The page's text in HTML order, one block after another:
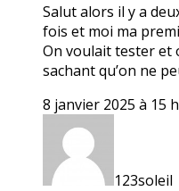
Salut alors il y a
fois et moi ma
On voulait tester et
sachant qu’on ne
8 janvier 2025 à 15
123soleil